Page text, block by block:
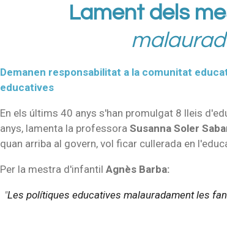
Lament dels
Demanen responsabilitat a la comunitat
educatives
En els últims 40 anys s'han promulgat 8 lleis
anys, lamenta la professora Susanna Soler
quan arriba al govern, vol ficar cullerada en
Per la mestra d'infantil Agnès Barba:
"Les polítiques educatives malauradament les